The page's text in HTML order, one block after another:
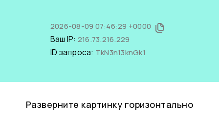
2026-08-09 07:46:29 +0000
Ваш IP: 216.73.216.229
ID запроса: TkN3n13knGk1
Разверните картинку горизонтально